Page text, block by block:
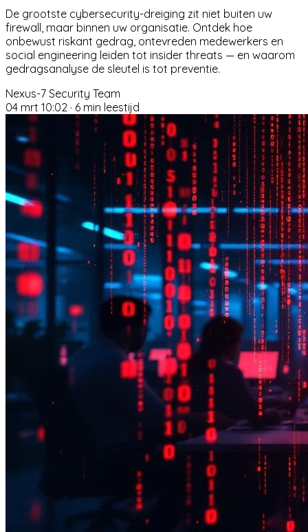
De grootste cybersecurity-dreiging zit niet buiten uw
firewall, maar binnen uw organisatie. Ontdek hoe
onbewust riskant gedrag, ontevreden medewerkers en
social engineering leiden tot insider threats — en waarom
gedragsanalyse de sleutel is tot preventie.
Nexus-7 Security Team
04 mrt 10:02 · 6 min leestijd